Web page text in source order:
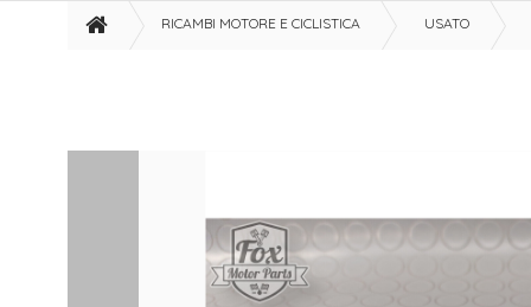
RICAMBI MOTORE E CICLISTICA USATO